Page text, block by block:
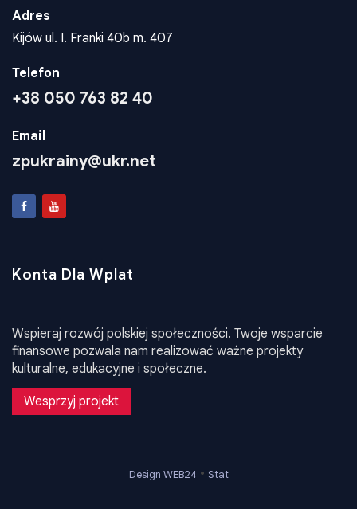
Adres
Kijów ul. I. Franki 40b m. 407
Telefon
+38 050 763 82 40
Email
zpukrainy@ukr.net
Konta Dla Wplat
Wspieraj rozwój polskiej społeczności. Twoje wsparcie
finansowe pozwala nam realizować ważne projekty
kulturalne, edukacyjne i społeczne.
Wesprzyj projekt
Design WEB24 • Stat